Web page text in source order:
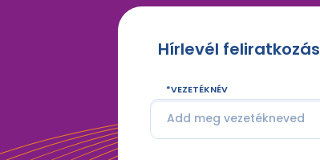
Hírlevél feliratkozás
VEZETÉKNÉV